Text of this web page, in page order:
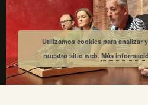
Utilizamos cookies para analizar
nuestro sitio web.Más